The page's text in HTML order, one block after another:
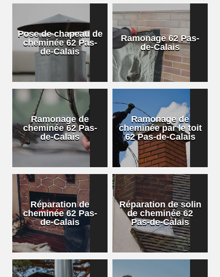
Pose de chapeau de
cheminée 62 Pas-
de-Calais
Ramonage 62 Pas-
de-Calais
Ramonage de
cheminée 62 Pas-
de-Calais
Ramonage de
cheminée par le toit
62 Pas-de-Calais
Réparation de
cheminée 62 Pas-
de-Calais
Réparation de solin
de cheminée 62
Pas-de-Calais